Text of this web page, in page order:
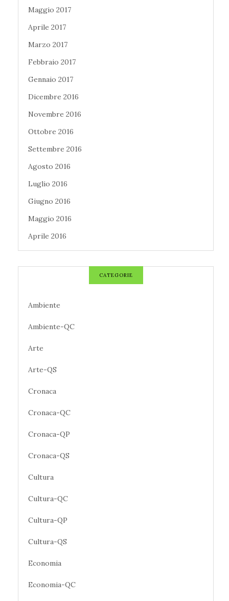
Maggio 2017
Aprile 2017
Marzo 2017
Febbraio 2017
Gennaio 2017
Dicembre 2016
Novembre 2016
Ottobre 2016
Settembre 2016
Agosto 2016
Luglio 2016
Giugno 2016
Maggio 2016
Aprile 2016
CATEGORIE
Ambiente
Ambiente-QC
Arte
Arte-QS
Cronaca
Cronaca-QC
Cronaca-QP
Cronaca-QS
Cultura
Cultura-QC
Cultura-QP
Cultura-QS
Economia
Economia-QC